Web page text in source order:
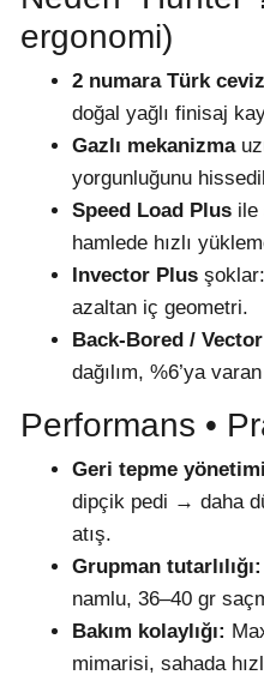
ergonomi)
2 numara Türk
doğal yağlı finisaj
Gazlı mekanizma
yorgunluğunu
Speed Load Plus ile
hamlede hızlı
Invector Plus
azaltan iç geometri.
Back-Bored /
dağılım, %6’ya
Performans •
Geri tepme
dipçik pedi → daha
atış.
Grupman tutarlılığı:
namlu, 36–40 gr
Bakım kolaylığı:
mimarisi, sahada